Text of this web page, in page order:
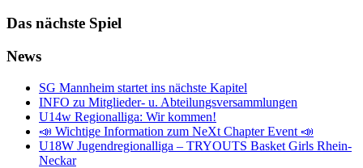
Das nächste Spiel
News
SG Mannheim startet ins nächste Kapitel
INFO zu Mitglieder- u. Abteilungsversammlungen
U14w Regionalliga: Wir kommen!
📣 Wichtige Information zum NeXt Chapter Event 📣
U18W Jugendregionalliga – TRYOUTS Basket Girls Rhein-
Neckar